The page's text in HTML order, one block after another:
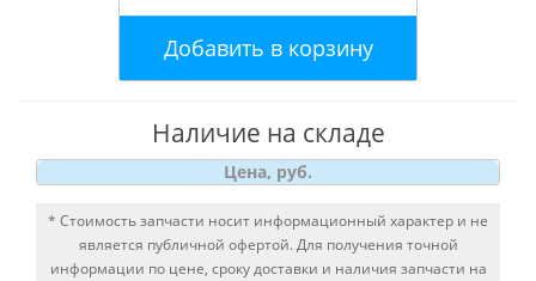
Добавить в корзину
Наличие на складе
Цена, руб.
* Стоимость запчасти носит информационный характер и не
является публичной офертой. Для получения точной
информации по цене, сроку доставки и наличия запчасти на